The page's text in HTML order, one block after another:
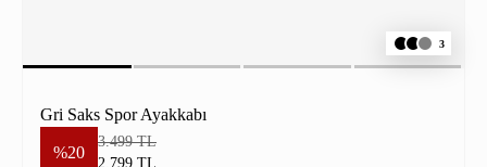
3
Gri Saks Spor Ayakkabı
%20
3.499 TL
2.799 TL